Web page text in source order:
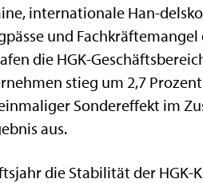
internationale Han-
und Fachkräftemangel
die HGK-
stieg um 2,7
Sondereffekt im
aus.
die Stabilität der